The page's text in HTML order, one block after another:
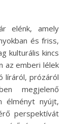
és friss,
kulturális kincs
az emberi lélek
líráról, prózáról
megjelenő
élményt nyújt,
perspektívát